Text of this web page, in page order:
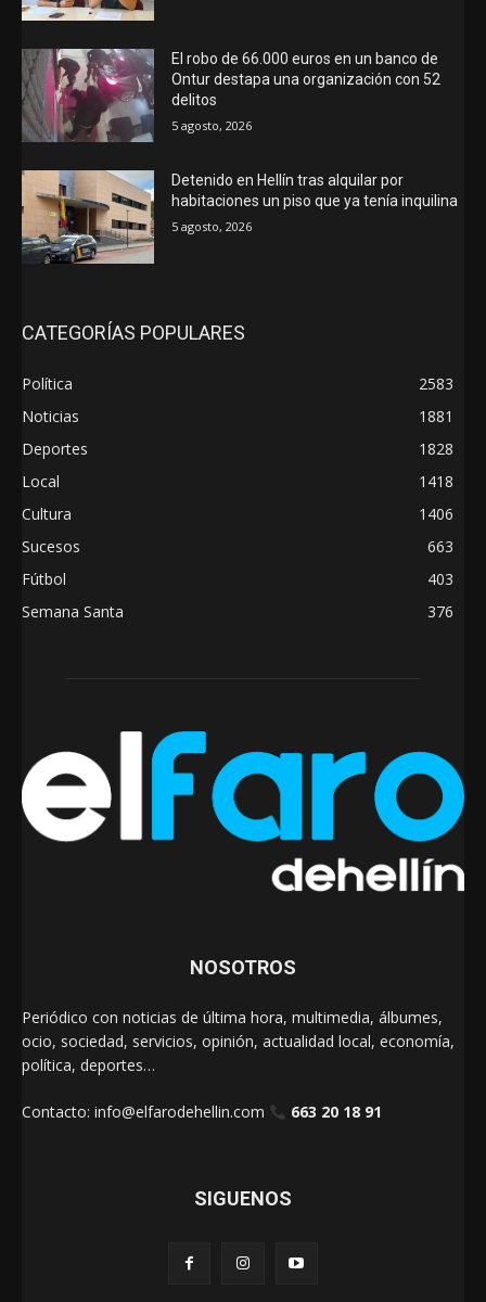
El robo de 66.000 euros en un banco de
Ontur destapa una organización con 52
delitos
5 agosto, 2026
Detenido en Hellín tras alquilar por
habitaciones un piso que ya tenía inquilina
5 agosto, 2026
CATEGORÍAS POPULARES
Política
2583
Noticias
1881
Deportes
1828
Local
1418
Cultura
1406
Sucesos
663
Fútbol
403
Semana Santa
376
NOSOTROS
Periódico con noticias de última hora, multimedia, álbumes,
ocio, sociedad, servicios, opinión, actualidad local, economía,
política, deportes…
Contacto: info@elfarodehellin.com 663 20 18 91
SIGUENOS